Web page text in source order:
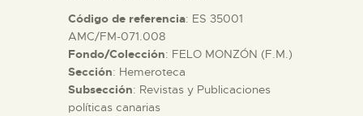
ACTIVIDADES
█
Código de referencia: ES 35001
AMC/FM-071.008
Fondo/Colección: FELO MONZÓN (F.M.)
Sección: Hemeroteca
Subsección: Revistas y Publicaciones
políticas canarias